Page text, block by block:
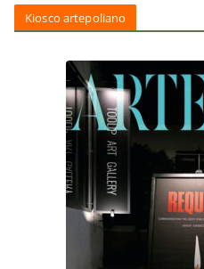
Kiosco artepoliano